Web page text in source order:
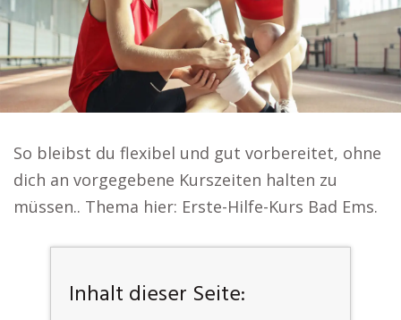
So bleibst du flexibel und gut vorbereitet, ohne
dich an vorgegebene Kurszeiten halten zu
müssen.. Thema hier: Erste-Hilfe-Kurs Bad Ems.
Inhalt dieser Seite: